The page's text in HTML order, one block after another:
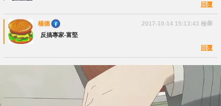
回覆
楊德 2017-10-14 15:13:43 檢舉
反搞專家-富堅
回覆